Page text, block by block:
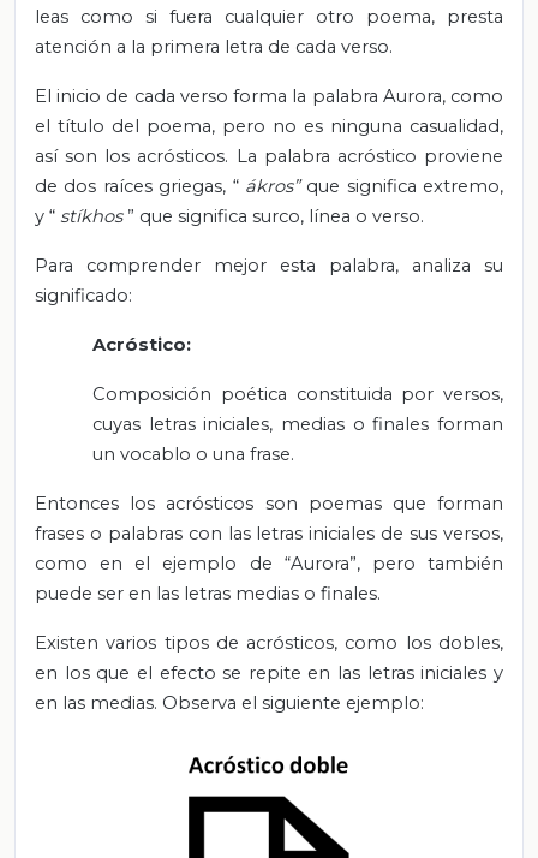
leas como si fuera cualquier otro poema, presta
atención a la primera letra de cada verso.
El inicio de cada verso forma la palabra Aurora, como
el título del poema, pero no es ninguna casualidad,
así son los acrósticos. La palabra acróstico proviene
de dos raíces griegas, “ ákros” que significa extremo,
y “ stíkhos ” que significa surco, línea o verso.
Para comprender mejor esta palabra, analiza su
significado:
Acróstico:
Composición poética constituida por versos,
cuyas letras iniciales, medias o finales forman
un vocablo o una frase.
Entonces los acrósticos son poemas que forman
frases o palabras con las letras iniciales de sus versos,
como en el ejemplo de “Aurora”, pero también
puede ser en las letras medias o finales.
Existen varios tipos de acrósticos, como los dobles,
en los que el efecto se repite en las letras iniciales y
en las medias. Observa el siguiente ejemplo: